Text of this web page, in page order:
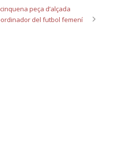
peça d’alçada
del futbol femení